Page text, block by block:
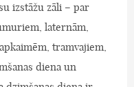
izstāžu zāli – par
laternām,
tramvajiem,
diena un